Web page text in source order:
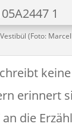
(Foto:
erinnert
die